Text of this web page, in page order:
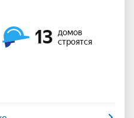
13
домов
строятся